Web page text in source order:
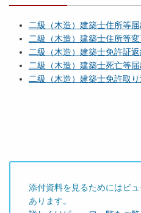
二級（木造）建築士住所等届
二級（木造）建築士住所等
二級（木造）建築士免許証返
二級（木造）建築士死亡等
二級（木造）建築士免許取
添付資料を見るためにはビ
あります。